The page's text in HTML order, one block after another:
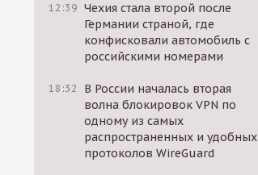
12:39 Чехия стала второй после
Германии страной, где
конфисковали автомобиль с
российскими номерами
18:32
В России началась вторая
волна блокировок VPN по
одному из самых
распространенных и удобных
протоколов WireGuard